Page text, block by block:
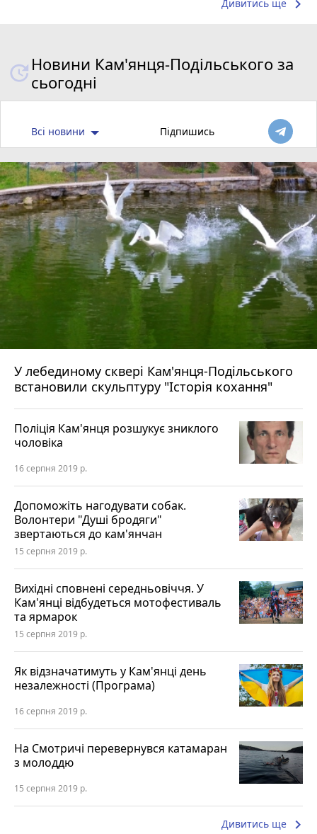
Дивитись ще keyboard_arrow_right
Новини Кам'янця-Подільського за
сьогодні
Всі новини Підпишись
У лебединому сквері Кам'янця-Подільського
встановили скульптуру "Історія кохання"
Поліція Кам'янця розшукує зниклого
чоловіка
16 серпня 2019 р.
Допоможіть нагодувати собак.
Волонтери "Душі бродяги"
звертаються до кам'янчан
15 серпня 2019 р.
Вихідні сповнені середньовіччя. У
Кам'янці відбудеться мотофестиваль
та ярмарок
15 серпня 2019 р.
Як відзначатимуть у Кам'янці день
незалежності (Програма)
16 серпня 2019 р.
На Смотричі перевернувся катамаран
з молоддю
15 серпня 2019 р.
Дивитись ще keyboard_arrow_right